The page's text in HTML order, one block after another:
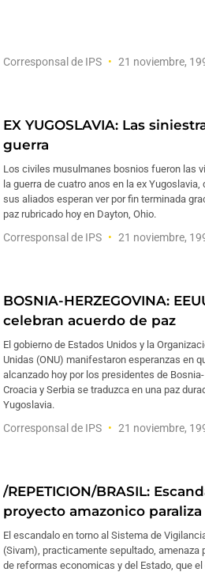
Corresponsal de IPS 21 noviembre,
EX YUGOSLAVIA: Las
guerra
Los civiles musulmanes bosnios fueron las
la guerra de cuatro anos en la ex Yugoslavia,
sus aliados esperan ver por fin terminada
paz rubricado hoy en Dayton, Ohio.
Corresponsal de IPS 21 noviembre,
BOSNIA-HERZEGOVINA:
celebran acuerdo de paz
El gobierno de Estados Unidos y la
Unidas (ONU) manifestaron esperanzas en
alcanzado hoy por los presidentes de
Croacia y Serbia se traduzca en una paz
Yugoslavia.
Corresponsal de IPS 21 noviembre,
/REPETICION/BRASIL:
proyecto amazonico
El escandalo en torno al Sistema de
(Sivam), practicamente sepultado, amenaza
de reformas economicas y del Estado, que